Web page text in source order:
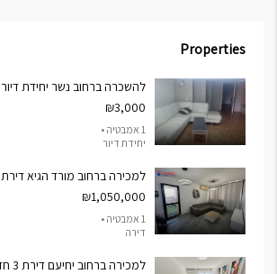
Properties
להשכרה ברחוב נשר יחידת דיור 2 חדרים
₪3,000
1 אמבטיה •
יחידת דיור
למכירה ברחוב מורד הגיא דירת 3.5 חדרים
₪1,050,000
1 אמבטיה •
דירה
למכירה ברחוב יחיעם דירת 3 חדרים